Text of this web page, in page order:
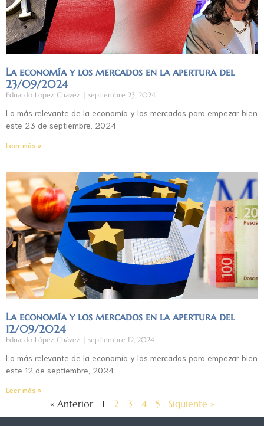
La economía y los mercados en la apertura del
23/09/2024
Eduardo López Chávez septiembre 23, 2024
Lo más relevante de la economía y los mercados para empezar bien
este 23 de septiembre, 2024
Leer más »
La economía y los mercados en la apertura del
12/09/2024
Eduardo López Chávez septiembre 12, 2024
Lo más relevante de la economía y los mercados para empezar bien
este 12 de septiembre, 2024
Leer más »
« Anterior 1 2 3 4 5 Siguiente »